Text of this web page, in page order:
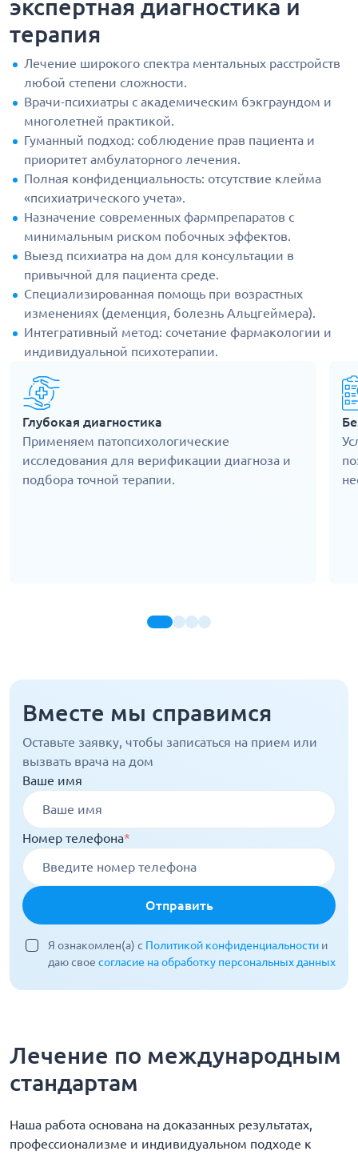
экспертная диагностика и
терапия
Лечение широкого спектра ментальных расстройств
любой степени сложности.
Врачи-психиатры с академическим бэкграундом и
многолетней практикой.
Гуманный подход: соблюдение прав пациента и
приоритет амбулаторного лечения.
Полная конфиденциальность: отсутствие клейма
«психиатрического учета».
Назначение современных фармпрепаратов с
минимальным риском побочных эффектов.
Выезд психиатра на дом для консультации в
привычной для пациента среде.
Специализированная помощь при возрастных
изменениях (деменция, болезнь Альцгеймера).
Интегративный метод: сочетание фармакологии и
индивидуальной психотерапии.
Глубокая диагностика
Применяем патопсихологические
исследования для верификации диагноза и
подбора точной терапии.
Вместе мы справимся
Оставьте заявку, чтобы записаться на прием или
вызвать врача на дом
Ваше имя
Номер телефона*
Отправить
Я ознакомлен(а) с Политикой конфиденциальности и
даю свое согласие на обработку персональных данных
Лечение по международным
стандартам
Наша работа основана на доказанных результатах,
профессионализме и индивидуальном подходе к